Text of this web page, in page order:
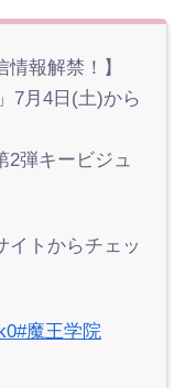
報解禁！】
7月4日(土)から
2弾キービジュ
イトからチェッ
#魔王学院